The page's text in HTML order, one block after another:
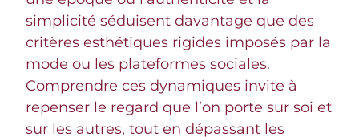
simplicité séduisent davantage que des
critères esthétiques rigides imposés par la
mode ou les plateformes sociales.
Comprendre ces dynamiques invite à
repenser le regard que l’on porte sur soi et
sur les autres, tout en dépassant les